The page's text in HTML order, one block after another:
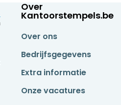
Over
Kantoorstempels.be
Over ons
Bedrijfsgegevens
Extra informatie
Onze vacatures